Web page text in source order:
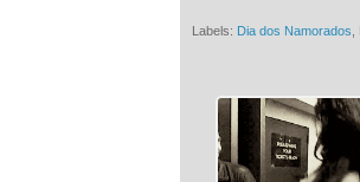
Labels: Dia dos Namorados